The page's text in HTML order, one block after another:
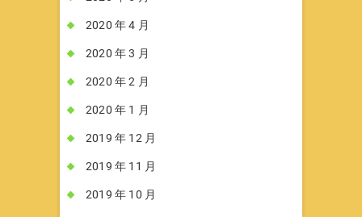
2020 年 4 月
2020 年 3 月
2020 年 2 月
2020 年 1 月
2019 年 12 月
2019 年 11 月
2019 年 10 月